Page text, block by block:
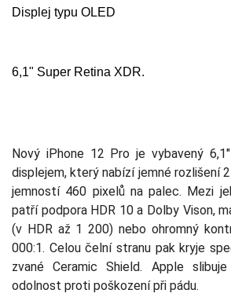
Displej typu OLED
6,1" Super Retina XDR.
Nový iPhone 12 Pro je vybavený
displejem, který nabízí jemné rozlišení
jemností 460 pixelů na palec. Mezi
patří podpora HDR 10 a Dolby Vison,
(v HDR až 1 200) nebo ohromný
000:1. Celou čelní stranu pak kryje
zvané Ceramic Shield. Apple slibuje
odolnost proti poškození při pádu.